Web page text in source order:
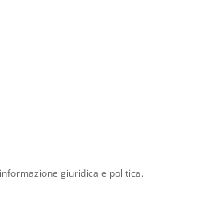
giuridica e politica.